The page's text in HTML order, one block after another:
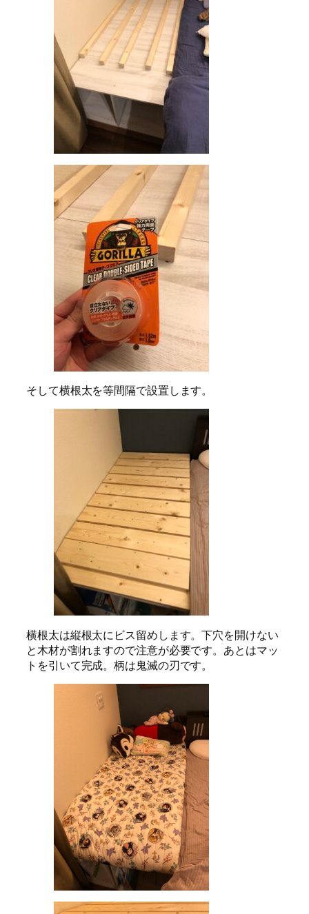
そして横根太を等間隔で設置します。
横根太は縦根太にビス留めします。下穴を開けない
と木材が割れますので注意が必要です。あとはマッ
トを引いて完成。柄は鬼滅の刃です。